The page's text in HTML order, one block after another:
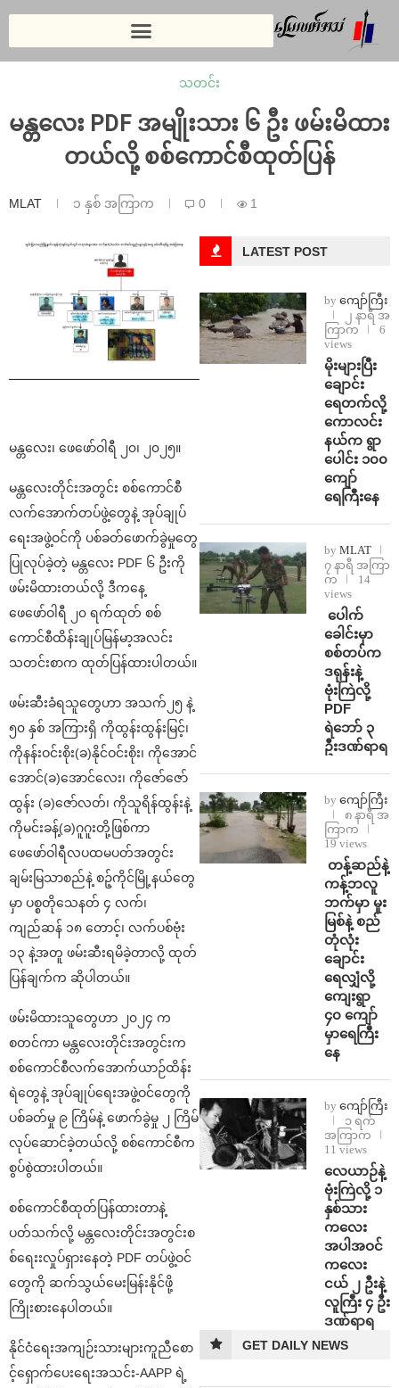
သတင်း
မန္တလေး PDF အမျိုးသား ၆ ဦး ဖမ်းမိထား
တယ်လို့ စစ်ကောင်စီထုတ်ပြန်
MLAT ၁ နှစ် အကြာက 0 1
မန္တလေး၊ ဖေဖော်ဝါရီ ၂၀၊ ၂၀၂၅။
မန္တလေးတိုင်းအတွင်း စစ်ကောင်စီ
လက်အောက်တပ်ဖွဲ့တွေနဲ့ အုပ်ချုပ်
ရေးအဖွဲ့ဝင်ကို ပစ်ခတ်ဖောက်ခွဲမှုတွေ
ပြုလုပ်ခဲ့တဲ့ မန္တလေး PDF ၆ ဦးကို
ဖမ်းမိထားတယ်လို့ ဒီကနေ့
ဖေဖော်ဝါရီ ၂၀ ရက်ထုတ် စစ်
ကောင်စီထိန်းချုပ်မြန်မာ့အလင်း
သတင်းစာက ထုတ်ပြန်ထားပါတယ်။
ဖမ်းဆီးခံရသူတွေဟာ အသက်၂၅ နဲ့
၅၀ နှစ် အကြားရှိ ကိုထွန်းထွန်းမြင့်၊
ကိုနန်းဝင်းစိုး(ခ)နိုင်ဝင်းစိုး၊ ကိုအောင်
အောင်(ခ)အောင်လေး၊ ကိုဇော်ဇော်
ထွန်း (ခ)ဇော်လတ်၊ ကိုသူရိန်ထွန်းနဲ့
ကိုမင်းခန့်(ခ)ဂူဂူးတို့ဖြစ်ကာ
ဖေဖော်ဝါရီလပထမပတ်အတွင်း
ချမ်းမြသာစည်နဲ့ စဉ့်ကိုင်မြို့နယ်တွေ
မှာ ပစ္စတိုသေနတ် ၄ လက်၊
ကျည်ဆန် ၁၈ တောင့်၊ လက်ပစ်ဗုံး
၁၃ နဲ့အတူ ဖမ်းဆီးရမိခဲ့တာလို့ ထုတ်
ပြန်ချက်က ဆိုပါတယ်။
ဖမ်းမိထားသူတွေဟာ ၂၀၂၄ က
စတင်ကာ မန္တလေးတိုင်းအတွင်းက
စစ်ကောင်စီလက်အောက်ယာဉ်ထိန်း
ရဲတွေနဲ့ အုပ်ချုပ်ရေးအဖွဲ့ဝင်တွေကို
ပစ်ခတ်မှု ၉ ကြိမ်နဲ့ ဖောက်ခွဲမှု ၂ ကြိမ်
လုပ်ဆောင်ခဲ့တယ်လို့ စစ်ကောင်စီက
စွပ်စွဲထားပါတယ်။
စစ်ကောင်စီထုတ်ပြန်ထားတာနဲ့
ပတ်သက်လို့ မန္တလေးတိုင်းအတွင်းစ
စ်ရေးးလှုပ်ရှားနေတဲ့ PDF တပ်ဖွဲ့ဝင်
တွေကို ဆက်သွယ်မေးမြန်းနိုင်ဖို့
ကြိုးစားနေပါတယ်။
နိုင်ငံရေးအကျဉ်းသားများကူညီစော
င့်ရှောက်ပေးရေးအသင်း-AAPP ရဲ့
LATEST POST
by ကျော်ကြီး
၂ နာရီ အ
ကြာက
6
views
⁨မိုးများပြီး
ချောင်း
ရေတက်လို့
ကောလင်း
နယ်က ရွာ
ပေါင်း ၁၀၀
ကျော်
ရေကြီးနေ
by MLAT
၇ နာရီ အကြာ
က
14
views
⁩ ⁨ပေါက်
ခေါင်းမှာ
စစ်တပ်က
ဒရုန်းနဲ့
ဗုံးကြဲလို့
PDF
ရဲဘော် ၃
ဦးဒဏ်ရာရ
by ကျော်ကြီး
၈ နာရီ အ
ကြာက
19 views
⁩ ⁨တန့်ဆည်နဲ့
ကန့်ဘလူ
ဘက်မှာ မူး
မြစ်နဲ့ စည်
တုံလုံး
ချောင်း
ရေလျှံလို့
ကျေးရွာ
၄၀ ကျော်
မှာရေကြီး
နေ
by ကျော်ကြီး
၁ ရက်
အကြာက
11 views
⁨လေယာဉ်နဲ့
ဗုံးကြဲလို့ ၁
နှစ်သား
ကလေး
အပါအဝင်
ကလေး
ငယ် ၂ ဦးနဲ့
လူကြီး ၄ ဦး
ဒဏ်ရာရ
GET DAILY NEWS